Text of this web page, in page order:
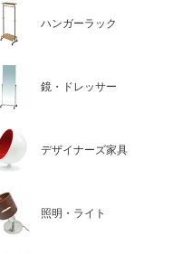
ハンガーラック
鏡・ドレッサー
デザイナーズ家具
照明・ライト